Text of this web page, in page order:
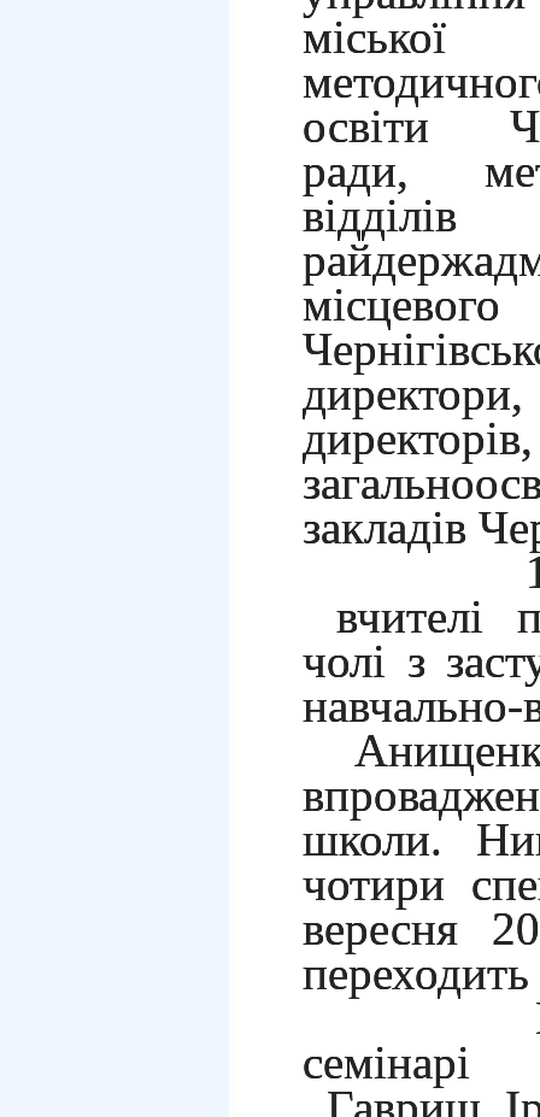
міської
освіти
ради,
закладів
1
вчителі
чолі з
школи.
чотири
вересня
семінарі